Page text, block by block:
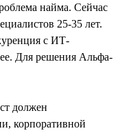
найма. Сейчас
25-35 лет.
с ИТ-
Для решения Альфа-
должен
корпоративной